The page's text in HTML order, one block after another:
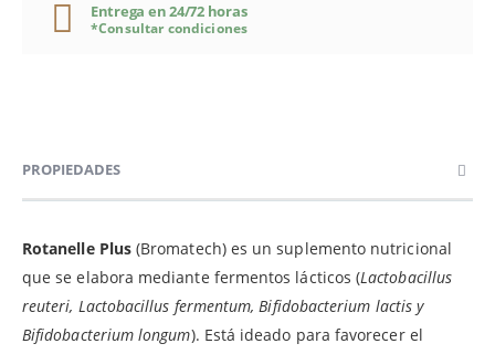
Entrega en 24/72 horas
*Consultar condiciones
PROPIEDADES
Rotanelle Plus(Bromatech) es un suplemento nutricional
que se elabora mediante fermentos lácticos (Lactobacillus
reuteri, Lactobacillus fermentum, Bifidobacterium lactis y
Bifidobacterium longum). Está ideado para favorecer el